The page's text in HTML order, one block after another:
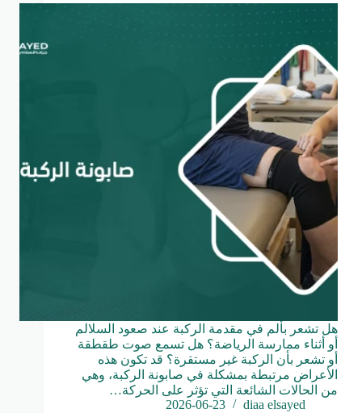
هل تشعر بألم في مقدمة الركبة عند صعود السلالم
أو أثناء ممارسة الرياضة؟ هل تسمع صوت طقطقة
أو تشعر بأن الركبة غير مستقرة؟ قد تكون هذه
الأعراض مرتبطة بمشكلة في صابونة الركبة، وهي
من الحالات الشائعة التي تؤثر على الحركة…
diaa elsayed
2026-06-23